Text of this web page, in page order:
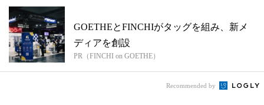
GOETHEとFINCHIがタッグを組み、新メ
ディアを創設
PR（FINCHI on GOETHE）
Recommended by